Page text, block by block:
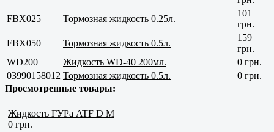
FBX025
Тормозная жидкость 0.25л.
101
грн.
FBX050
Тормозная жидкость 0.5л.
159
грн.
WD200
Жидкость WD-40 200мл.
0 грн.
03990158012 Тормозная жидкость 0.5л.
0 грн.
Просмотренные товары:
Жидкость ГУРа ATF D M
0 грн.